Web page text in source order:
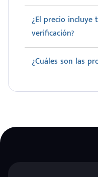
¿El precio incluye
verificación?
¿Cuáles son las